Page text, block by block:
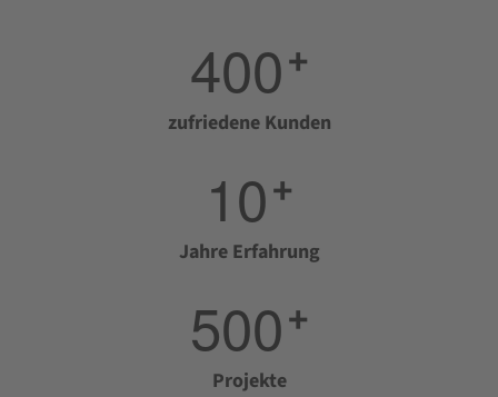
400+
zufriedene Kunden
10+
Jahre Erfahrung
500+
Projekte